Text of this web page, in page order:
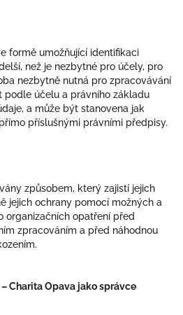
formě umožňující identifikaci
než je nezbytné pro účely, pro
nezbytně nutná pro zpracovávání
podle účelu a právního základu
a může být stanovena jak
příslušnými právními předpisy.
způsobem, který zajistí jejich
jejich ochrany pomocí možných a
opatření před
zpracováním a před náhodnou
Charita Opava jako správce